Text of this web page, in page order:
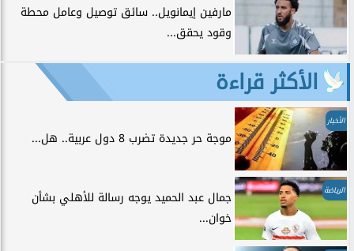
مارفين إيمانويل.. سائق توصيل وعامل محطة
وقود يحقق...
الأكثر قراءة
الأخبار
موجة حر جديدة تضرب 8 دول عربية.. هل...
الرياضة
جمال عبد الحميد يوجه رسالة للأهلي بشأن
خوان...